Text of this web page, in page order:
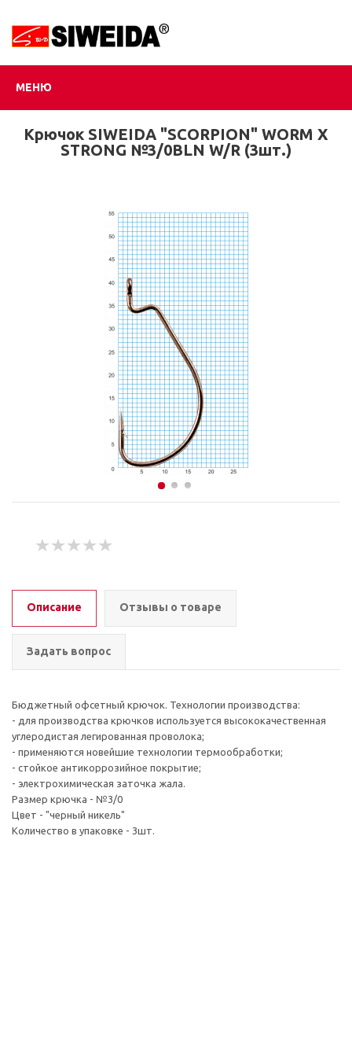
МЕНЮ
Крючок SIWEIDA "SCORPION" WORM X
STRONG №3/0BLN W/R (3шт.)
Описание Отзывы о товаре
Задать вопрос
Бюджетный офсетный крючок. Технологии производства:
- для производства крючков используется высококачественная
углеродистая легированная проволока;
- применяются новейшие технологии термообработки;
- стойкое антикоррозийное покрытие;
- электрохимическая заточка жала.
Размер крючка - №3/0
Цвет - "черный никель"
Количество в упаковке - 3шт.